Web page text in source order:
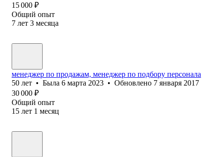
15 000 ₽
Общий опыт
7 лет 3 месяца
менеджер по продажам, менеджер по подбору персонала
50 лет • Была 6 марта 2023 • Обновлено 7 января 2017
30 000 ₽
Общий опыт
15 лет 1 месяц